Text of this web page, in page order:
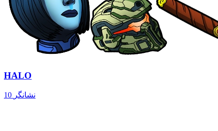
HALO
10 نشانگر